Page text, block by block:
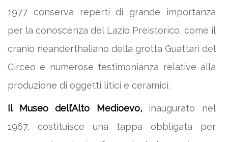
1977 conserva reperti di grande importanza
per la conoscenza del Lazio Preistorico, come il
cranio neanderthaliano della grotta Guattari del
Circeo e numerose testimonianza relative alla
produzione di oggetti litici e ceramici.
Il Museo dell’Alto Medioevo,inaugurato nel
1967, costituisce una tappa obbligata per